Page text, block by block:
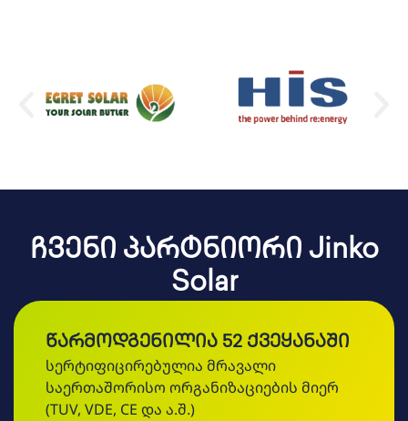
Ჩვენი Პარტნიორი Jinko
Solar
Წარმოდგენილია 52 Ქვეყანაში
სერტიფიცირებულია მრავალი
საერთაშორისო ორგანიზაციების მიერ
(TUV, VDE, CE და ა.შ.)